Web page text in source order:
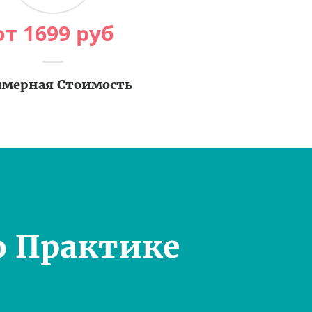
1699 руб
Стоимость
Практике